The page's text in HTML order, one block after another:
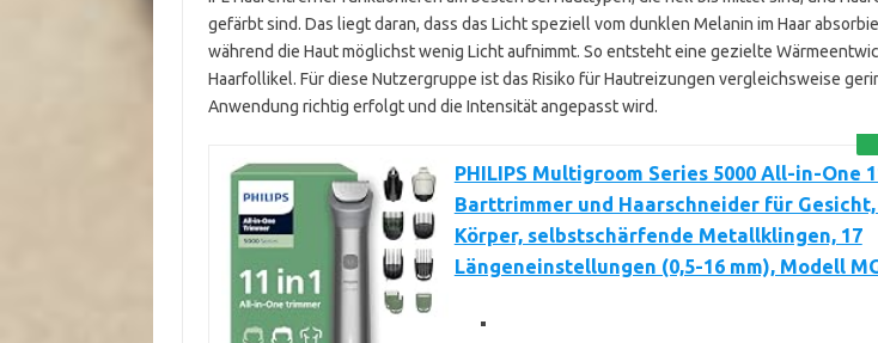
gefärbt sind. Das liegt daran, dass das Licht speziell vom dunklen Melanin im Haar
während die Haut möglichst wenig Licht aufnimmt. So entsteht eine gezielte
Haarfollikel. Für diese Nutzergruppe ist das Risiko für Hautreizungen vergleichsweise
Anwendung richtig erfolgt und die Intensität angepasst wird.
PHILIPS Multigroom Series 5000 All-in-One
Barttrimmer und Haarschneider für Gesicht,
Körper, selbstschärfende Metallklingen, 17
Längeneinstellungen (0,5-16 mm), Modell